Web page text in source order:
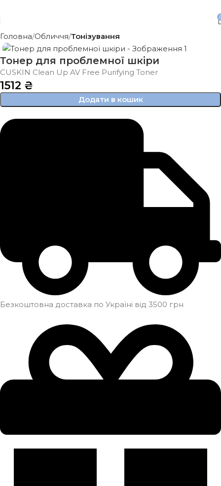
Головна Обличчя Тонізування
Тонер для проблемної шкіри
CUSKIN Clean Up AV Free Purifying Toner
1512 ₴
Додати в кошик
Безкоштовна доставка по Україні від 3500 грн